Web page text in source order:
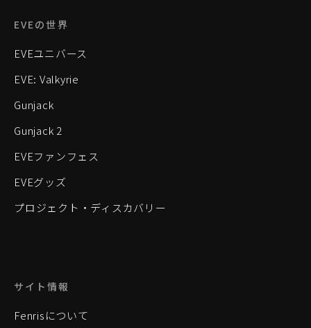
EVEの世界
EVEユニバース
EVE: Valkyrie
Gunjack
Gunjack 2
EVEファンフェス
EVEグッズ
プロジェクト・ディスカバリー
サイト情報
Fenrisについて